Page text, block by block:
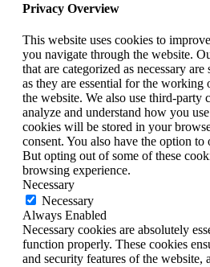
Privacy Overview
This website uses cookies to
you navigate through the website.
that are categorized as necessary
as they are essential for the
the website. We also use third-party
analyze and understand how you
cookies will be stored in your
consent. You also have the option to
But opting out of some of these
browsing experience.
Necessary
Necessary
Always Enabled
Necessary cookies are absolutely
function properly. These cookies
and security features of the website,